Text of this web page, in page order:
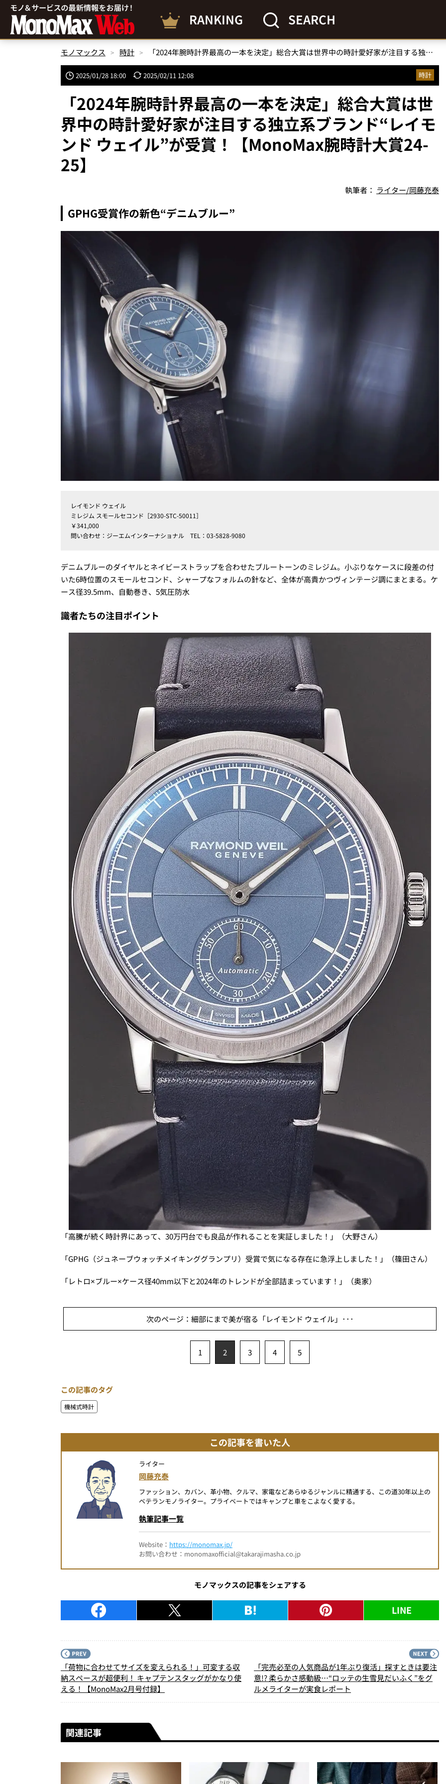
RANKING SEARCH
モノマックス 時計 「2024年腕時計界最高の一本を決定」総合大賞は世界中の時計愛好家が注目する独立系ブランド“レイモンド ウェイル”が受賞！【MonoMax腕時計大賞24-25】
2025/01/28 18:00 2025/02/11 12:08 時計
「2024年腕時計界最高の一本を決定」総合大賞は世
界中の時計愛好家が注目する独立系ブランド“レイモ
ンド ウェイル”が受賞！【MonoMax腕時計大賞24-
25】
執筆者： ライター/岡藤充泰
GPHG受賞作の新色“デニムブルー”
レイモンド ウェイル
ミレジム スモールセコンド［2930-STC-50011］
￥341,000
問い合わせ：ジーエムインターナショナル TEL：03-5828-9080
デニムブルーのダイヤルとネイビーストラップを合わせたブルートーンのミレジム。小ぶりなケースに段差の付
いた6時位置のスモールセコンド、シャープなフォルムの針など、全体が高貴かつヴィンテージ調にまとまる。ケ
ース径39.5mm、自動巻き、5気圧防水
識者たちの注目ポイント
「高騰が続く時計界にあって、30万円台でも良品が作れることを実証しました！」（大野さん）
「GPHG（ジュネーブウォッチメイキンググランプリ）受賞で気になる存在に急浮上しました！」（篠田さん）
「レトロ×ブルー×ケース径40mm以下と2024年のトレンドが全部詰まっています！」（奥家）
次のページ：細部にまで美が宿る「レイモンド ウェイル」･･･
1 2 3 4 5
この記事のタグ
機械式時計
この記事を書いた人
ライター
岡藤充泰
ファッション、カバン、革小物、クルマ、家電などあらゆるジャンルに精通する、この道30年以上の
ベテランモノライター。プライベートではキャンプと車をこよなく愛する。
執筆記事一覧
Website： https://monomax.jp/
お問い合わせ：monomaxofficial@takarajimasha.co.jp
モノマックスの記事をシェアする
LINE
「荷物に合わせてサイズを変えられる！」可変する収
納スペースが超便利！ キャプテンスタッグがかなり使
える！【MonoMax2月号付録】
「完売必至の人気商品が1年ぶり復活」探すときは要注
意!? 柔らかさ感動級…“ロッテの生雪見だいふく”をグ
ルメライターが実食レポート
関連記事